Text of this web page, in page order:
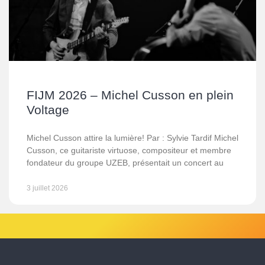
FIJM 2026 – Michel Cusson en plein
Voltage
Michel Cusson attire la lumière! Par : Sylvie Tardif Michel
Cusson, ce guitariste virtuose, compositeur et membre
fondateur du groupe UZEB, présentait un concert au
3 juillet 2026